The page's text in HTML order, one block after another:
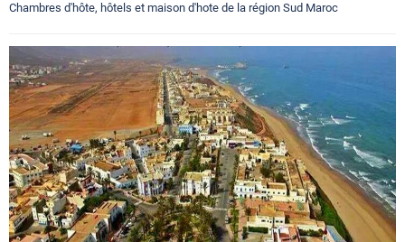
Chambres d'hôte, hôtels et maison d'hote de la région Sud Maroc